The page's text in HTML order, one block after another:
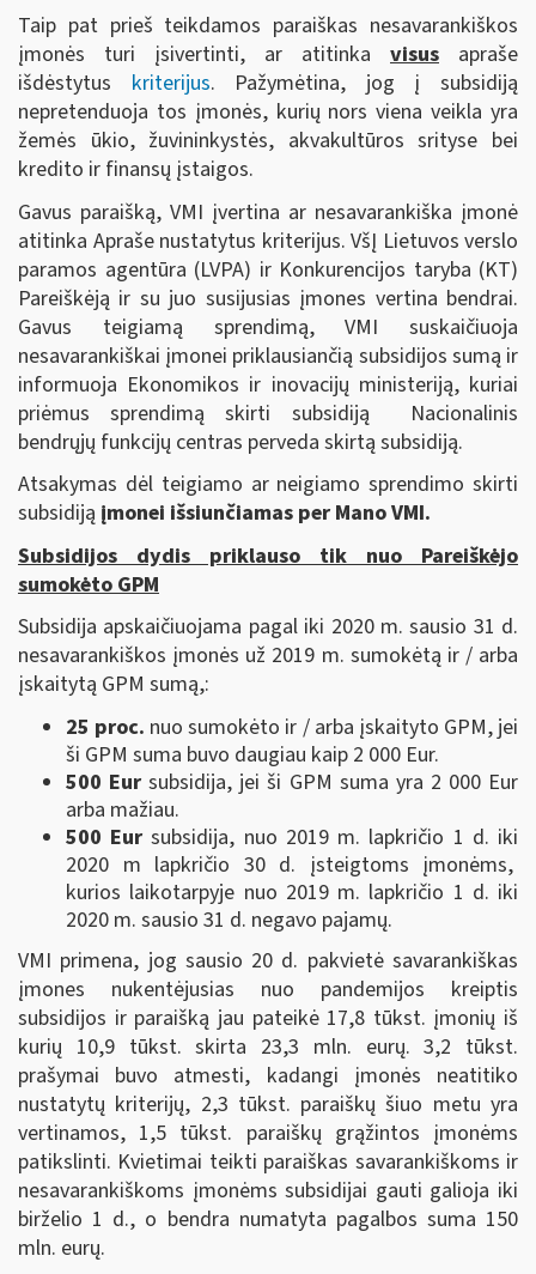
Taip pat prieš teikdamos paraiškas nesavarankiškos
įmonės turi įsivertinti, ar atitinka visus apraše
išdėstytus kriterijus. Pažymėtina, jog į subsidiją
nepretenduoja tos įmonės, kurių nors viena veikla yra
žemės ūkio, žuvininkystės, akvakultūros srityse bei
kredito ir finansų įstaigos.
Gavus paraišką, VMI įvertina ar nesavarankiška įmonė
atitinka Apraše nustatytus kriterijus. VšĮ Lietuvos verslo
paramos agentūra (LVPA) ir Konkurencijos taryba (KT)
Pareiškėją ir su juo susijusias įmones vertina bendrai.
Gavus teigiamą sprendimą, VMI suskaičiuoja
nesavarankiškai įmonei priklausiančią subsidijos sumą ir
informuoja Ekonomikos ir inovacijų ministeriją, kuriai
priėmus sprendimą skirti subsidiją Nacionalinis
bendrųjų funkcijų centras perveda skirtą subsidiją.
Atsakymas dėl teigiamo ar neigiamo sprendimo skirti
subsidiją įmonei išsiunčiamas per Mano VMI.
Subsidijos dydis priklauso tik nuo Pareiškėjo
sumokėto GPM
Subsidija apskaičiuojama pagal iki 2020 m. sausio 31 d.
nesavarankiškos įmonės už 2019 m. sumokėtą ir / arba
įskaitytą GPM sumą,:
25 proc. nuo sumokėto ir / arba įskaityto GPM, jei
ši GPM suma buvo daugiau kaip 2 000 Eur.
500 Eur subsidija, jei ši GPM suma yra 2 000 Eur
arba mažiau.
500 Eur subsidija, nuo 2019 m. lapkričio 1 d. iki
2020 m lapkričio 30 d. įsteigtoms įmonėms,
kurios laikotarpyje nuo 2019 m. lapkričio 1 d. iki
2020 m. sausio 31 d. negavo pajamų.
VMI primena, jog sausio 20 d. pakvietė savarankiškas
įmones nukentėjusias nuo pandemijos kreiptis
subsidijos ir paraišką jau pateikė 17,8 tūkst. įmonių iš
kurių 10,9 tūkst. skirta 23,3 mln. eurų. 3,2 tūkst.
prašymai buvo atmesti, kadangi įmonės neatitiko
nustatytų kriterijų, 2,3 tūkst. paraiškų šiuo metu yra
vertinamos, 1,5 tūkst. paraiškų grąžintos įmonėms
patikslinti. Kvietimai teikti paraiškas savarankiškoms ir
nesavarankiškoms įmonėms subsidijai gauti galioja iki
birželio 1 d., o bendra numatyta pagalbos suma 150
mln. eurų.